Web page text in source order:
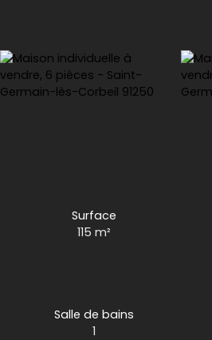
Surface
115m²
Salle de bains
1